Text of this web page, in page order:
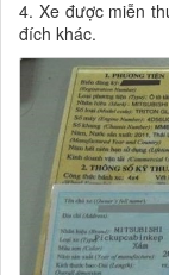
4. Xe được miễn
đích khác.